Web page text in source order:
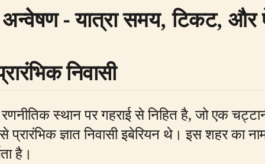
- यात्रा समय, टिकट, और
निवासी
स्थान पर गहराई से निहित है, जो एक
प्रारंभिक ज्ञात निवासी इबेरियन थे। इस शहर का
है।